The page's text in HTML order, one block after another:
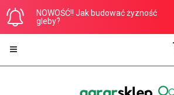
NOWOŚĆ!! Jak budować żyzność
gleby?